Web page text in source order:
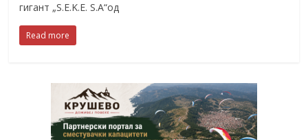
гигант „S.E.K.E. S.A“од
Read more